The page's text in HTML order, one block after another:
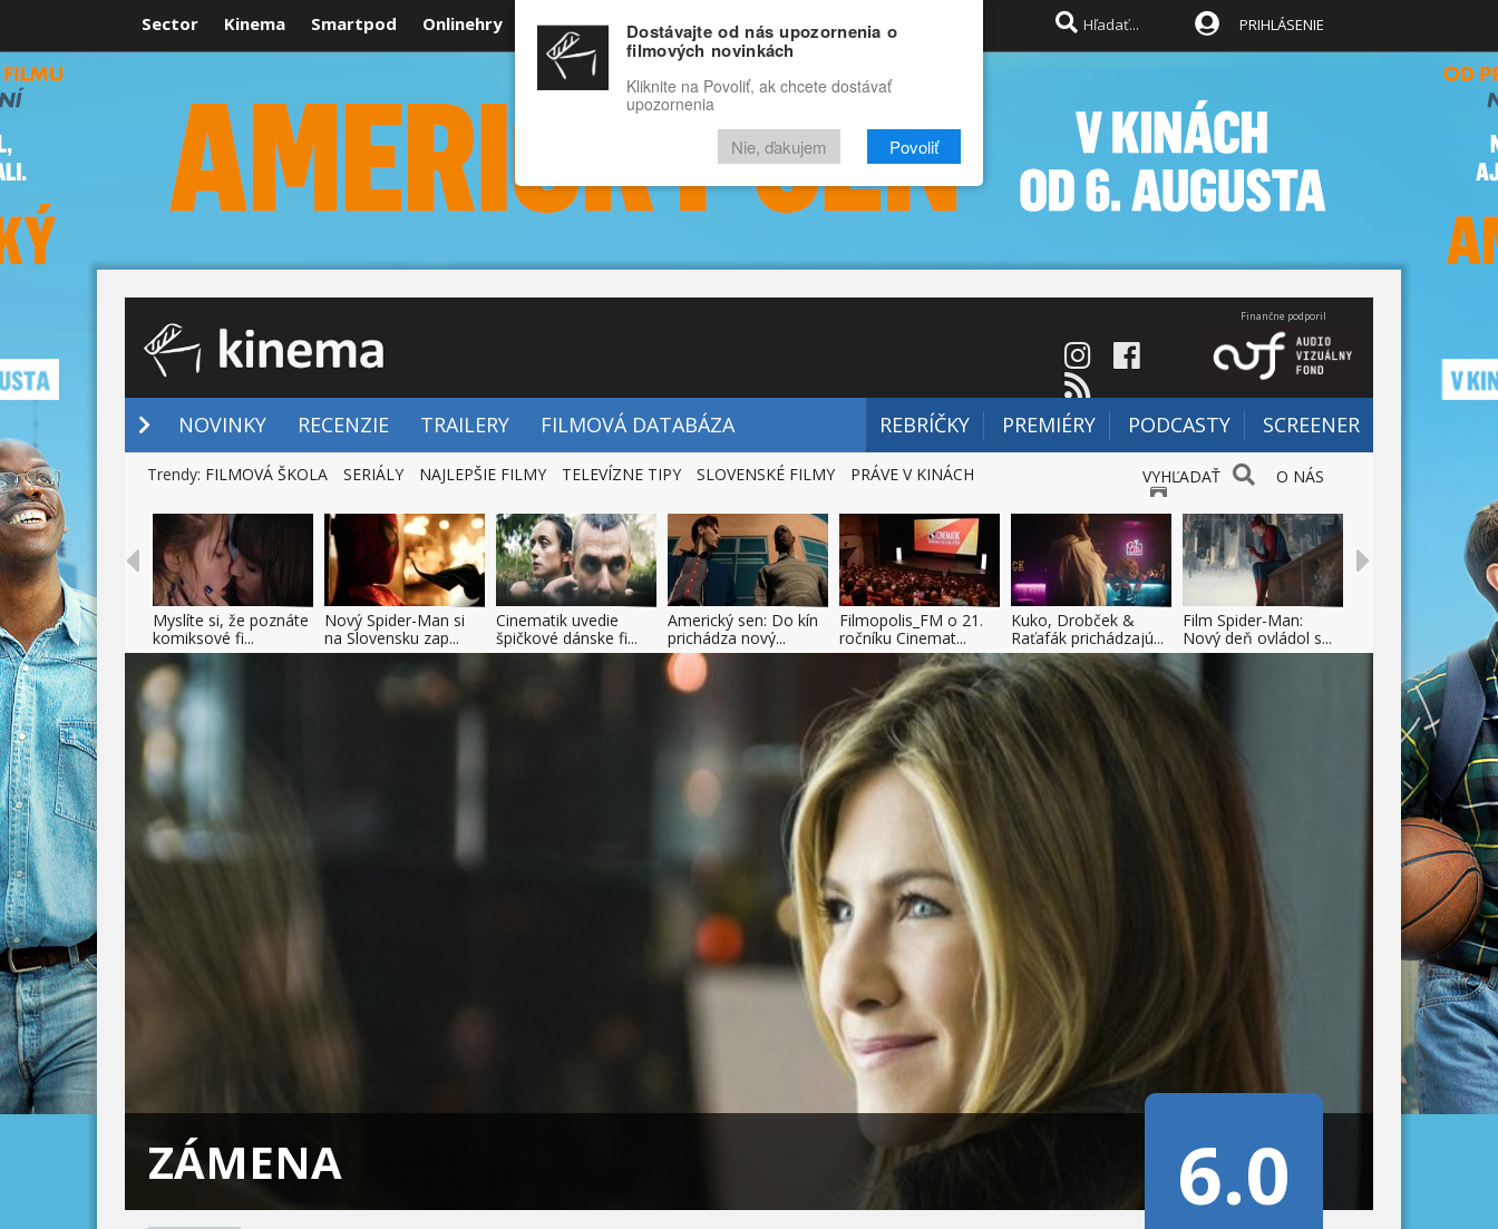
Sector Kinema Smartpod Onlinehry Rozprávky Funny Docu
RECENZIE VIDEÁ FILMY
PRIHLÁSENIE
Finančne podporil
NOVINKY RECENZIE TRAILERY FILMOVÁ DATABÁZA REBRÍČKY PREMIÉRY PODCASTY SCREENER
VYHĽADAŤ O NÁS
Trendy: FILMOVÁ ŠKOLA SERIÁLY NAJLEPŠIE FILMY TELEVÍZNE TIPY SLOVENSKÉ FILMY PRÁVE V KINÁCH
Myslíte si, že poznáte
komiksové fi...
Nový Spider-Man si
na Slovensku zap...
Cinematik uvedie
špičkové dánske fi...
Americký sen: Do kín
prichádza nový...
Filmopolis_FM o 21.
ročníku Cinemat...
Kuko, Drobček &
Raťafák prichádzajú...
Film Spider-Man:
Nový deň ovládol s...
ZÁMENA 6.0
Dostávajte od nás upozornenia o
filmových novinkách
Kliknite na Povoliť, ak chcete dostávať
upozornenia
Nie, ďakujem Povoliť